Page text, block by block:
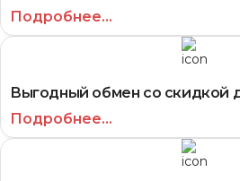
Подробнее...
Выгодный обмен со скидкой
Подробнее...